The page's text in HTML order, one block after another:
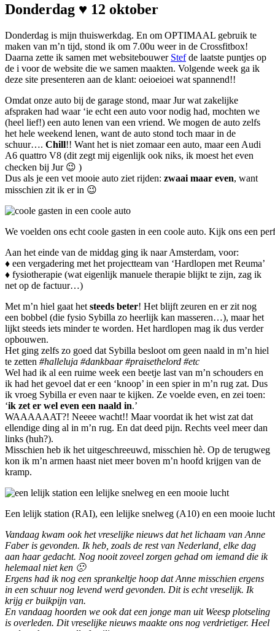
Donderdag ♥ 12 oktober
Donderdag is mijn thuiswerkdag. En om OPTIMAAL gebruik te
maken van m’n tijd, stond ik om 7.00u weer in de Crossfitbox!
Daarna zette ik samen met websitebouwer Stefde laatste puntjes op
de i voor de website die we samen maakten. Volgende week ga ik
deze site presenteren aan de klant: oeioeioei wat spannend!!
Omdat onze auto bij de garage stond, maar Jur wat zakelijke
afspraken had waar ‘ie echt een auto voor nodig had, mochten we
(heel lief!) een auto lenen van een vriend. We mogen de auto zelfs
het hele weekend lenen, want de auto stond toch maar in de
schuur…. Chill!! Want het is niet zomaar een auto, maar een Audi
A6 quattro V8 (dit zegt mij eigenlijk ook niks, ik moest het even
checken bij Jur 😉 )
Dus als je een vet mooie auto ziet rijden: zwaai maar even, want
misschien zit ik er in 😉
We voelden ons echt coole gasten in een coole auto. Kijk ons een
Aan het einde van de middag ging ik naar Amsterdam, voor:
♦ een vergadering met het projectteam van ‘Hardlopen met Reuma’
♦ fysiotherapie (wat eigenlijk manuele therapie blijkt te zijn, zag ik
net op de factuur…)
Met m’n hiel gaat het steeds beter! Het blijft zeuren en er zit nog
een bobbel (die fysio Sybilla zo heerlijk kan masseren…), maar het
lijkt steeds iets minder te worden. Het hardlopen mag ik dus verder
opbouwen.
Het ging zelfs zo goed dat Sybilla besloot om geen naald in m’n hiel
te zetten #halleluja #dankbaar #praisethelord #etc
Wel had ik al een ruime week een beetje last van m’n schouders en
ik had het gevoel dat er een ‘knoop’ in een spier in m’n rug zat. Dus
ik vroeg Sybilla er even naar te kijken. Ze voelde even, en zei toen:
‘ik zet er wel even een naald in.’
WAAAAAAT?! Neeee wacht!! Maar voordat ik het wist zat dat
ellendige ding al in m’n rug. En dat deed pijn. Rechts veel meer dan
links (huh?).
Misschien heb ik het uitgeschreeuwd, misschien hè. Op de terugweg
kon ik m’n armen haast niet meer boven m’n hoofd krijgen van de
kramp.
Een lelijk station (RAI), een lelijke snelweg (A10) en een mooie
Vandaag kwam ook het vreselijke nieuws dat het lichaam van Anne
Faber is gevonden. Ik heb, zoals de rest van Nederland, elke dag
aan haar gedacht. Nog nooit zoveel zorgen gehad om iemand die ik
helemaal niet ken 🙁
Ergens had ik nog een sprankeltje hoop dat Anne misschien ergens
in een schuur nog levend werd gevonden. Dit is echt vreselijk. Ik
krijg er buikpijn van.
En vandaag hoorden we ook dat een jonge man uit Weesp plotseling
is overleden. Dit vreselijke nieuws maakte ons nog verdrietiger. Heel